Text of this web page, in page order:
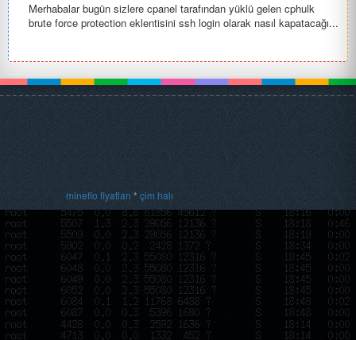
Merhabalar bugün sizlere cpanel tarafından yüklü gelen cphulk
brute force protection eklentisini ssh login olarak nasıl kapatacağı...
mineflo fiyatları * çim halı